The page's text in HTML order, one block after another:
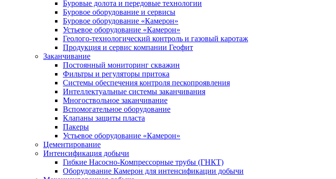
Буровые долота и передовые технологии
Буровое оборудование и сервисы
Буровое оборудование «Камерон»
Устьевое оборудование «Камерон»
Геолого-технологический контроль и газовый каротаж
Продукция и сервис компании Геофит
Заканчивание
Постоянный мониторинг скважин
Фильтры и регуляторы притока
Cистемы обеспечения контроля пескопроявления
Интеллектуальные системы заканчивания
Многоствольное заканчивание
Вспомогательное оборудование
Клапаны защиты пласта
Пакеры
Устьевое оборудование «Камерон»
Цементирование
Интенсификация добычи
Гибкие Насосно-Компрессорные трубы (ГНКТ)
Оборудование Камерон для интенсификации добычи